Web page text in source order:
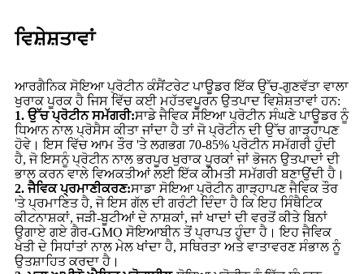
ਵਿਸ਼ੇਸ਼ਤਾਵਾਂ
ਆਰਗੈਨਿਕ ਸੋਇਆ ਪ੍ਰੋਟੀਨ ਕੰਸੈਂਟਰੇਟ ਪਾਊਡਰ ਇੱਕ ਉੱਚ-ਗੁਣਵੱਤਾ ਵਾਲਾ
ਖੁਰਾਕ ਪੂਰਕ ਹੈ ਜਿਸ ਵਿੱਚ ਕਈ ਮਹੱਤਵਪੂਰਨ ਉਤਪਾਦ ਵਿਸ਼ੇਸ਼ਤਾਵਾਂ ਹਨ:
1. ਉੱਚ ਪ੍ਰੋਟੀਨ ਸਮੱਗਰੀ:ਸਾਡੇ ਜੈਵਿਕ ਸੋਇਆ ਪ੍ਰੋਟੀਨ ਸੰਘਣੇ ਪਾਊਡਰ ਨੂੰ
ਧਿਆਨ ਨਾਲ ਪ੍ਰੋਸੈਸ ਕੀਤਾ ਜਾਂਦਾ ਹੈ ਤਾਂ ਜੋ ਪ੍ਰੋਟੀਨ ਦੀ ਉੱਚ ਗਾੜ੍ਹਾਪਣ
ਹੋਵੇ। ਇਸ ਵਿੱਚ ਆਮ ਤੌਰ 'ਤੇ ਲਗਭਗ 70-85% ਪ੍ਰੋਟੀਨ ਸਮੱਗਰੀ ਹੁੰਦੀ
ਹੈ, ਜੋ ਇਸਨੂੰ ਪ੍ਰੋਟੀਨ ਨਾਲ ਭਰਪੂਰ ਖੁਰਾਕ ਪੂਰਕਾਂ ਜਾਂ ਭੋਜਨ ਉਤਪਾਦਾਂ ਦੀ
ਭਾਲ ਕਰਨ ਵਾਲੇ ਵਿਅਕਤੀਆਂ ਲਈ ਇੱਕ ਕੀਮਤੀ ਸਮੱਗਰੀ ਬਣਾਉਂਦੀ ਹੈ।
2. ਜੈਵਿਕ ਪ੍ਰਮਾਣੀਕਰਣ:ਸਾਡਾ ਸੋਇਆ ਪ੍ਰੋਟੀਨ ਗਾੜ੍ਹਾਪਣ ਜੈਵਿਕ ਤੌਰ
'ਤੇ ਪ੍ਰਮਾਣਿਤ ਹੈ, ਜੋ ਇਸ ਗੱਲ ਦੀ ਗਰੰਟੀ ਦਿੰਦਾ ਹੈ ਕਿ ਇਹ ਸਿੰਥੈਟਿਕ
ਕੀਟਨਾਸ਼ਕਾਂ, ਜੜੀ-ਬੂਟੀਆਂ ਦੇ ਨਾਸ਼ਕਾਂ, ਜਾਂ ਖਾਦਾਂ ਦੀ ਵਰਤੋਂ ਕੀਤੇ ਬਿਨਾਂ
ਉਗਾਏ ਗਏ ਗੈਰ-GMO ਸੋਇਆਬੀਨ ਤੋਂ ਪ੍ਰਾਪਤ ਹੁੰਦਾ ਹੈ। ਇਹ ਜੈਵਿਕ
ਖੇਤੀ ਦੇ ਸਿਧਾਂਤਾਂ ਨਾਲ ਮੇਲ ਖਾਂਦਾ ਹੈ, ਸਥਿਰਤਾ ਅਤੇ ਵਾਤਾਵਰਣ ਸੰਭਾਲ ਨੂੰ
ਉਤਸ਼ਾਹਿਤ ਕਰਦਾ ਹੈ।